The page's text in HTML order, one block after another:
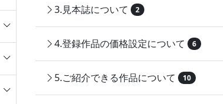
3.見本誌について 2
4.登録作品の価格設定について 6
5.ご紹介できる作品について 10